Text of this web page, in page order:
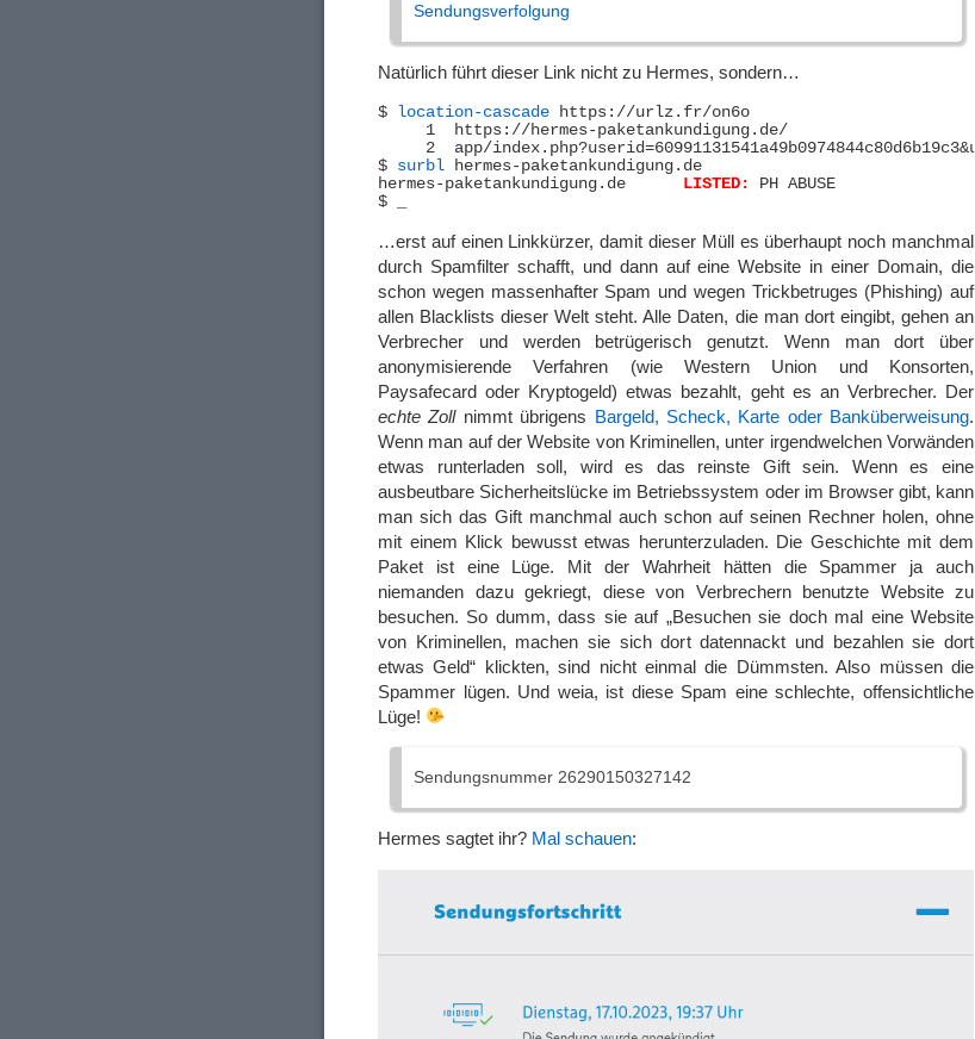
Sendungsverfolgung
Natürlich führt dieser Link nicht zu Hermes, sondern…
$ location-cascade https://urlz.fr/on6o
     1	https://hermes-paketankundigung.de/
     2	app/index.php?userid=60991131541a49b0974844c80d6b19c3&ue=7fd3c00404dc1f3390c61ae20492e531
$ surbl hermes-paketankundigung.de
LISTED:
PH ABUSE
…erst auf einen Linkkürzer, damit dieser Müll es überhaupt noch manchmal
durch Spamfilter schafft, und dann auf eine Website in einer Domain, die
schon wegen massenhafter Spam und wegen Trickbetruges (Phishing) auf
allen Blacklists dieser Welt steht. Alle Daten, die man dort eingibt, gehen an
Verbrecher und werden betrügerisch genutzt. Wenn man dort über
anonymisierende Verfahren (wie Western Union und Konsorten,
Paysafecard oder Kryptogeld) etwas bezahlt, geht es an Verbrecher. Der
echte Zollnimmt übrigens Bargeld, Scheck, Karte oder Banküberweisung.
Wenn man auf der Website von Kriminellen, unter irgendwelchen Vorwänden
etwas runterladen soll, wird es das reinste Gift sein. Wenn es eine
ausbeutbare Sicherheitslücke im Betriebssystem oder im Browser gibt, kann
man sich das Gift manchmal auch schon auf seinen Rechner holen, ohne
mit einem Klick bewusst etwas herunterzuladen. Die Geschichte mit dem
Paket ist eine Lüge. Mit der Wahrheit hätten die Spammer ja auch
niemanden dazu gekriegt, diese von Verbrechern benutzte Website zu
besuchen. So dumm, dass sie auf „Besuchen sie doch mal eine Website
von Kriminellen, machen sie sich dort datennackt und bezahlen sie dort
etwas Geld“ klickten, sind nicht einmal die Dümmsten. Also müssen die
Spammer lügen. Und weia, ist diese Spam eine schlechte, offensichtliche
Lüge!
Sendungsnummer 26290150327142
Hermes sagtet ihr? Mal schauen: